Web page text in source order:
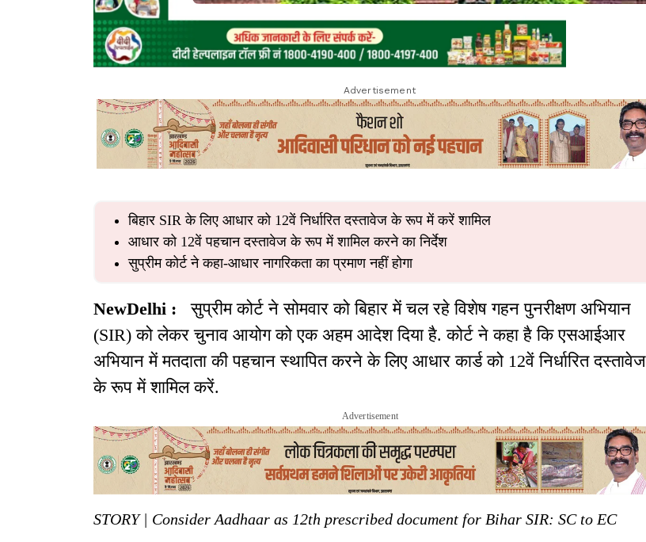
Advertisement
बिहार SIR के लिए आधार को 12वें निर्धारित दस्तावेज के रूप में करें शामिल
आधार को 12वें पहचान दस्तावेज के रूप में शामिल करने का निर्देश
सुप्रीम कोर्ट ने कहा-आधार नागरिकता का प्रमाण नहीं होगा
NewDelhi :
सुप्रीम कोर्ट ने सोमवार को बिहार में चल रहे विशेष गहन पुनरीक्षण अभियान
(SIR) को लेकर चुनाव आयोग को एक अहम आदेश दिया है. कोर्ट ने कहा है कि एसआईआर
अभियान में मतदाता की पहचान स्थापित करने के लिए आधार कार्ड को 12वें निर्धारित दस्तावेज
के रूप में शामिल करें.
Advertisement
STORY | Consider Aadhaar as 12th prescribed document for Bihar SIR: SC to EC